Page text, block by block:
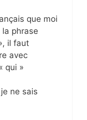
que moi
phrase
il faut
avec
qui »
ne sais